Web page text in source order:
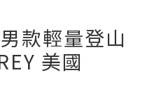
款輕量登山
美國